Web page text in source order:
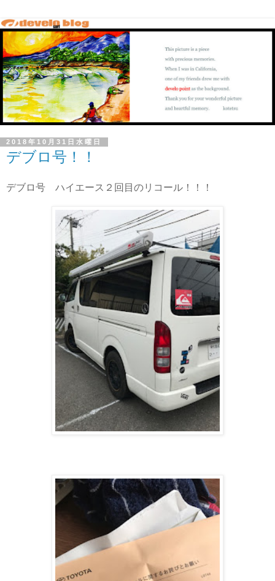
2018年10月31日水曜日
デブロ号！！
デブロ号 ハイエース２回目のリコール！！！